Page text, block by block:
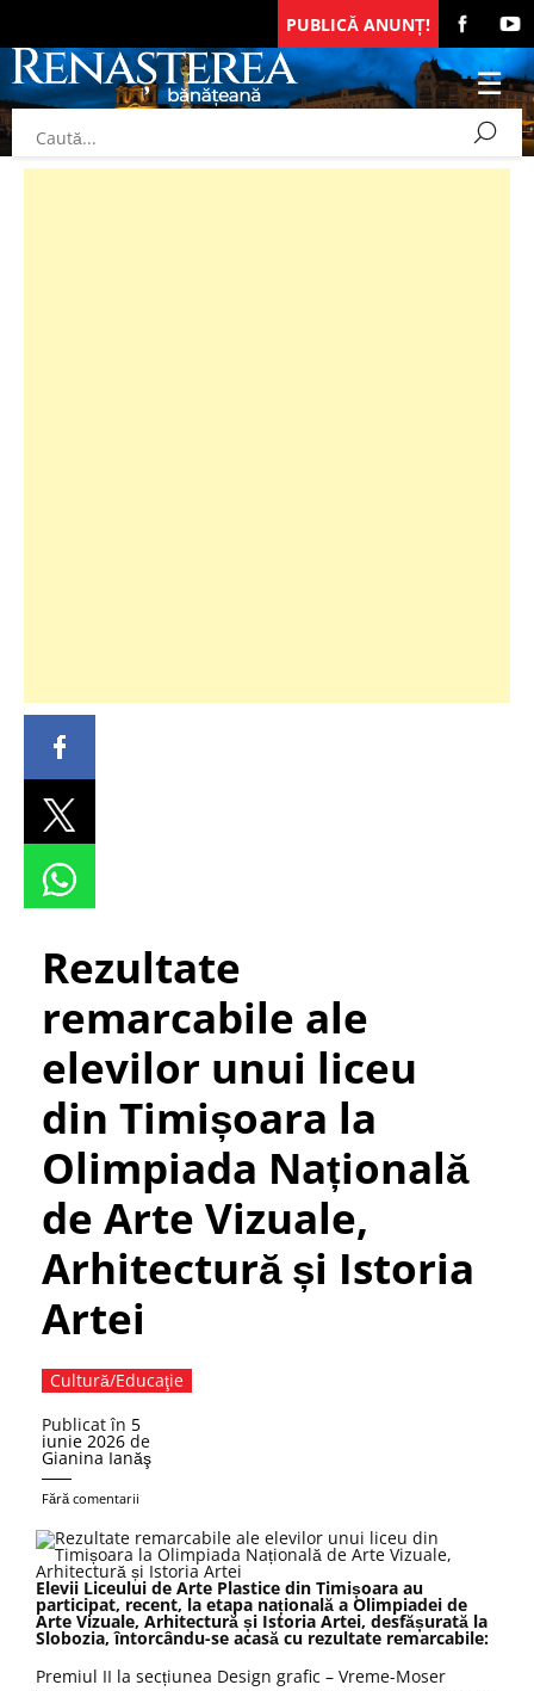
PUBLICĂ ANUNȚ!
Rezultate
remarcabile ale
elevilor unui liceu
din Timișoara la
Olimpiada Națională
de Arte Vizuale,
Arhitectură și Istoria
Artei
Cultură/Educaţie
Publicat în 5
iunie 2026 de
Gianina Ianăş
Fără comentarii
Elevii Liceului de Arte Plastice din Timișoara au
participat, recent, la etapa națională a Olimpiadei de
Arte Vizuale, Arhitectură și Istoria Artei, desfășurată la
Slobozia, întorcându-se acasă cu rezultate remarcabile:
Premiul II la secțiunea Design grafic – Vreme-Moser